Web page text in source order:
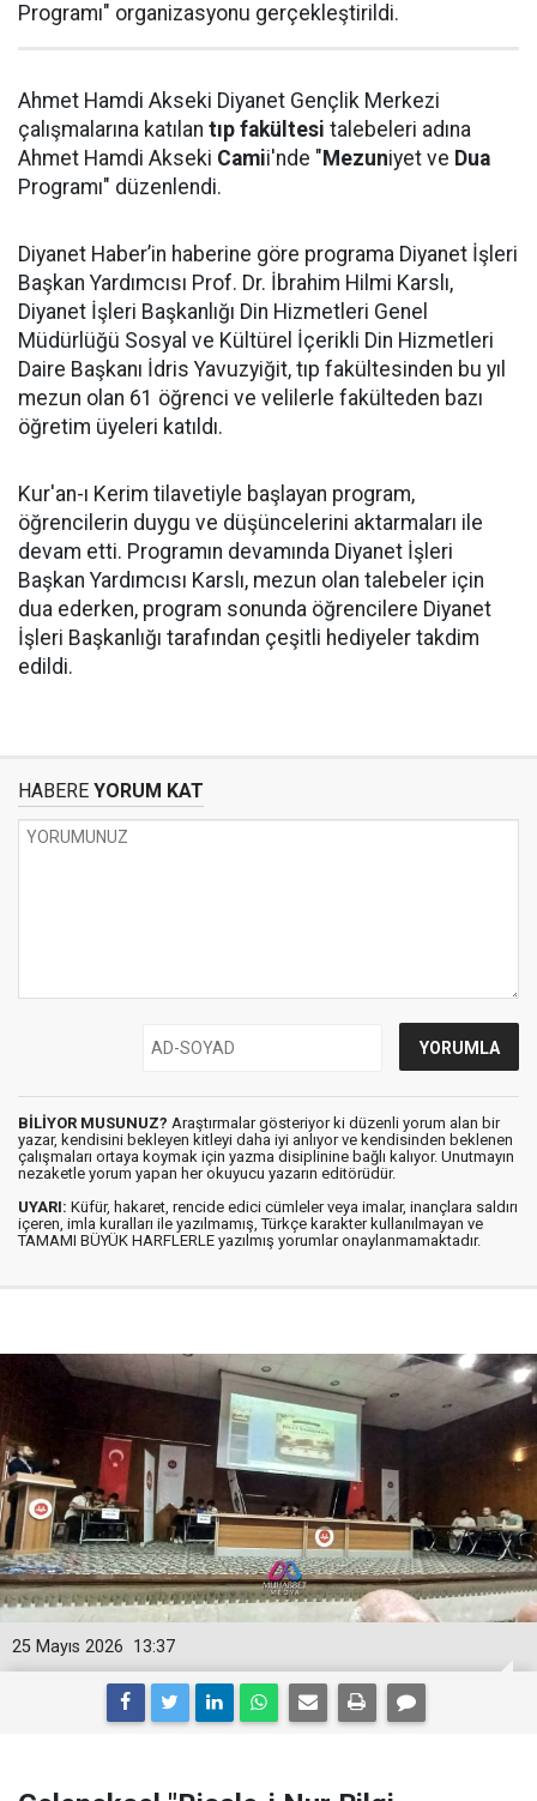
Programı" organizasyonu gerçekleştirildi.
Ahmet Hamdi Akseki Diyanet Gençlik Merkezi
çalışmalarına katılan tıp fakültesi talebeleri adına
Ahmet Hamdi Akseki Camii'nde " Mezuniyet ve Dua
Programı" düzenlendi.
Diyanet Haber’in haberine göre programa Diyanet İşleri
Başkan Yardımcısı Prof. Dr. İbrahim Hilmi Karslı,
Diyanet İşleri Başkanlığı Din Hizmetleri Genel
Müdürlüğü Sosyal ve Kültürel İçerikli Din Hizmetleri
Daire Başkanı İdris Yavuzyiğit, tıp fakültesinden bu yıl
mezun olan 61 öğrenci ve velilerle fakülteden bazı
öğretim üyeleri katıldı.
Kur'an-ı Kerim tilavetiyle başlayan program,
öğrencilerin duygu ve düşüncelerini aktarmaları ile
devam etti. Programın devamında Diyanet İşleri
Başkan Yardımcısı Karslı, mezun olan talebeler için
dua ederken, program sonunda öğrencilere Diyanet
İşleri Başkanlığı tarafından çeşitli hediyeler takdim
edildi.
HABERE YORUM KAT
BİLİYOR MUSUNUZ? Araştırmalar gösteriyor ki düzenli yorum alan bir
yazar, kendisini bekleyen kitleyi daha iyi anlıyor ve kendisinden beklenen
çalışmaları ortaya koymak için yazma disiplinine bağlı kalıyor. Unutmayın
nezaketle yorum yapan her okuyucu yazarın editörüdür.
UYARI: Küfür, hakaret, rencide edici cümleler veya imalar, inançlara saldırı
içeren, imla kuralları ile yazılmamış, Türkçe karakter kullanılmayan ve
TAMAMI BÜYÜK HARFLERLE yazılmış yorumlar onaylanmamaktadır.
13:37
25 Mayıs 2026